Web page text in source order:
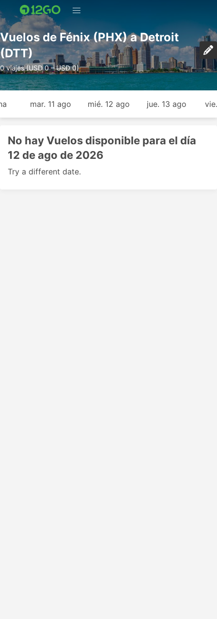
Vuelos de Fénix (PHX) a Detroit
(DTT)
0 viajes (USD 0 – USD 0)
mar. 11 ago mié. 12 ago jue. 13 ago
No hay Vuelos disponible para el día
12 de ago de 2026
Try a different date.